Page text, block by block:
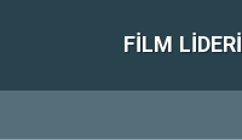
FILM LIDERI